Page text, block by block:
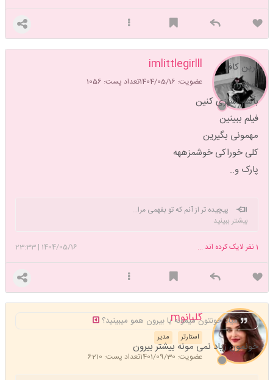
imlittlegirlll
عضویت: 1404/05/16 تعداد پست: 1056
برین کافه
رستوران
باهم آشپزی کنین
فیلم ببینین
مهمونی بگیرین
کلی خوراکی خوشمزههه
پارک و..
پیچیده تر از آنم که تو بفهمی مرا...
بیشتر ببینید
1404/05/16
|
23:33 1نفر لایک کرده اند ...
گلبانوm
مدیر استارتر
عضویت: 1401/09/30 تعداد پست: 6210
میاد خونتون میمونه یا بیرون همو میبینید؟
خونمون زیاد نمی مونه بیشتر بیرون